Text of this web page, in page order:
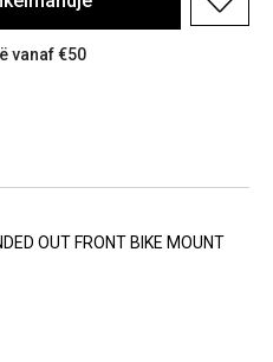
vanaf €50
OUT FRONT BIKE MOUNT